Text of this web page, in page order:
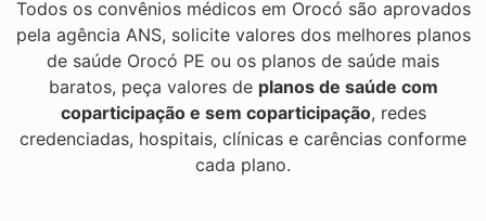
Todos os convênios médicos em Orocó são aprovados
pela agência ANS, solicite valores dos melhores planos
de saúde Orocó PE ou os planos de saúde mais
baratos, peça valores de planos de saúde com
coparticipação e sem coparticipação, redes
credenciadas, hospitais, clínicas e carências conforme
cada plano.